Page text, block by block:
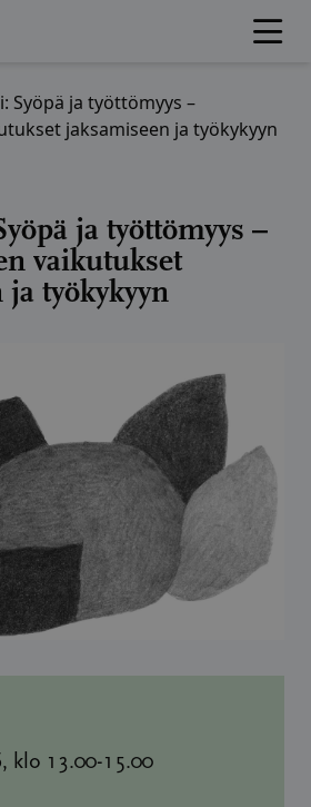
Syöpä ja työttömyys –
jaksamiseen ja työkykyyn
ja työttömyys –
vaikutukset
ja työkykyyn
klo 13.00-15.00